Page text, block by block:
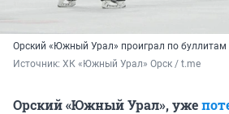
Орский «Южный Урал» проиграл по буллитам
Источник: ХК «Южный Урал» Орск / t.me
Орский «Южный Урал», уже